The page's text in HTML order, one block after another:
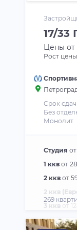
17/33
Цены от
Рост
Срок
Без
Монолит
Студия
1 ккв от
2 ккв от
2 ккв
3 ккв от
3 ккв
269